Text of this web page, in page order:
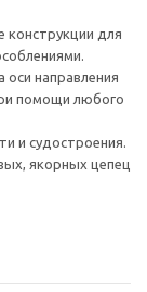
конструкции для
направления
помощи любого
и судостроения.
якорных цепец